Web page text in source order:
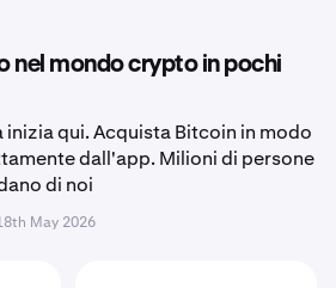
nel mondo crypto in pochi
qui. Acquista Bitcoin in modo
dall'app. Milioni di persone
di noi
May 2026